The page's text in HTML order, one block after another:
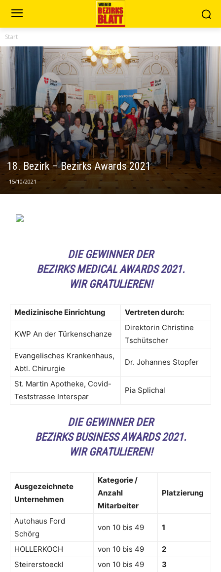
Start
18. Bezirk – Bezirks Awards 2021
15/10/2021
DIE GEWINNER DER
BEZIRKS MEDICAL AWARDS 2021.
WIR GRATULIEREN!
Medizinische Einrichtung Vertreten durch:
KWP An der Türkenschanze
Direktorin Christine
Tschütscher
Evangelisches Krankenhaus,
Abtl. Chirurgie
Dr. Johannes Stopfer
St. Martin Apotheke, Covid-
Teststrasse Interspar
Pia Splichal
DIE GEWINNER DER
BEZIRKS BUSINESS AWARDS 2021.
WIR GRATULIEREN!
Ausgezeichnete
Unternehmen
Kategorie /
Anzahl
Mitarbeiter
Platzierung
Autohaus Ford
Schörg
von 10 bis 49 1
HOLLERKOCH von 10 bis 49
2
Steirerstoeckl
von 10 bis 49
3